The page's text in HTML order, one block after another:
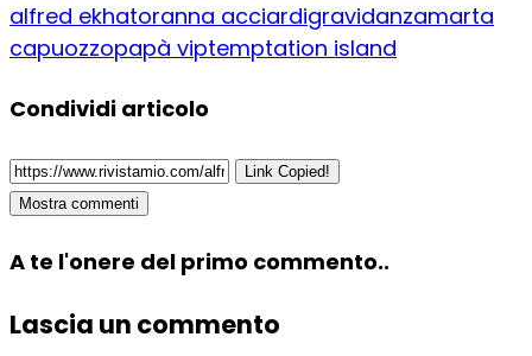
alfred ekhatoranna acciardigravidanzamarta
capuozzopapà viptemptation island
Condividi articolo
Link Copied!
Mostra commenti
A te l'onere del primo commento..
Lascia un commento